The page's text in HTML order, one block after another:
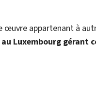
œuvre appartenant à
Luxembourg gérant